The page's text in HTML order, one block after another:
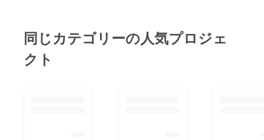
同じカテゴリーの人気プロジェ
クト